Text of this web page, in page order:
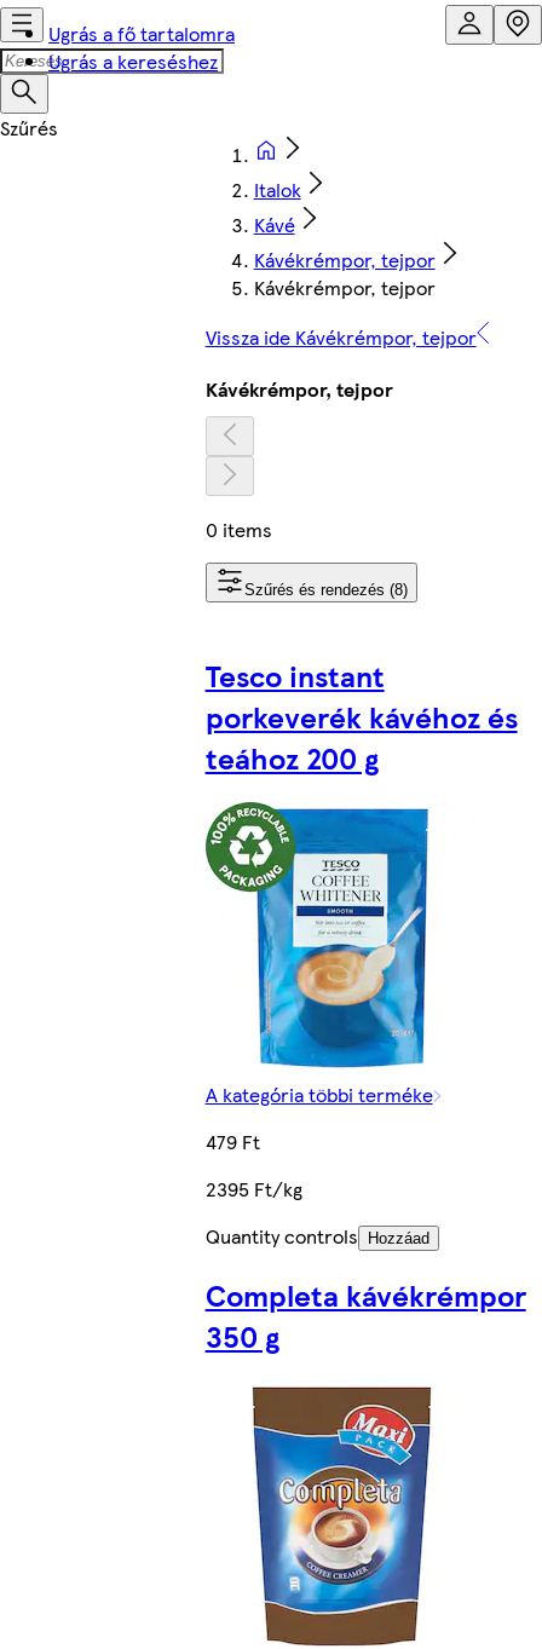
Ugrás a fő tartalomra
Ugrás a kereséshez
Italok
Kávé
Kávékrémpor, tejpor
Kávékrémpor, tejpor
Vissza ide Kávékrémpor, tejpor
Kávékrémpor, tejpor
0 items
Szűrés és rendezés (8)
Tesco instant
porkeverék kávéhoz és
teához 200 g
A kategória többi terméke
479 Ft
2395 Ft/kg
Quantity controls
Hozzáad
Completa kávékrémpor
350 g